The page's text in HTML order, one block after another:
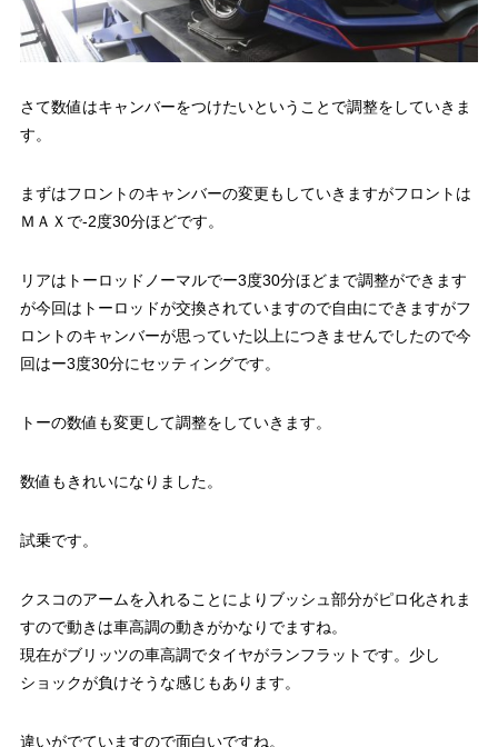
さて数値はキャンバーをつけたいということで調整をしていきま
す。
まずはフロントのキャンバーの変更もしていきますがフロントは
ＭＡＸで-2度30分ほどです。
リアはトーロッドノーマルでー3度30分ほどまで調整ができます
が今回はトーロッドが交換されていますので自由にできますがフ
ロントのキャンバーが思っていた以上につきませんでしたので今
回はー3度30分にセッティングです。
トーの数値も変更して調整をしていきます。
数値もきれいになりました。
試乗です。
クスコのアームを入れることによりブッシュ部分がピロ化されま
すので動きは車高調の動きがかなりでますね。
現在がブリッツの車高調でタイヤがランフラットです。少し
ショックが負けそうな感じもあります。
違いがでていますので面白いですね。